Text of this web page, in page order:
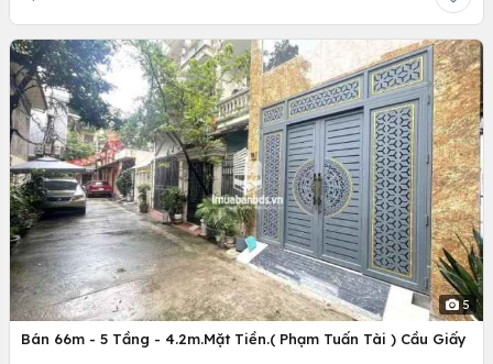
5
Bán 66m - 5 Tầng - 4.2m.Mặt Tiền.( Phạm Tuấn Tài ) Cầu Giấy